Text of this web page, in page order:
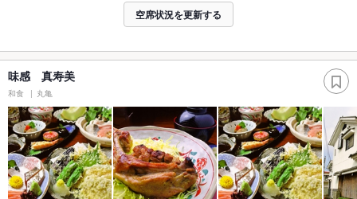
空席状況を更新する
味感 真寿美
和食 丸亀